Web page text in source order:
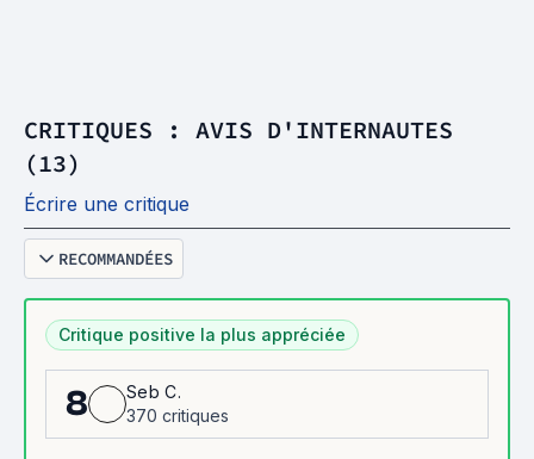
CRITIQUES : AVIS D'INTERNAUTES
(13)
Écrire une critique
RECOMMANDÉES
Critique positive la plus appréciée
8
Seb C.
370 critiques